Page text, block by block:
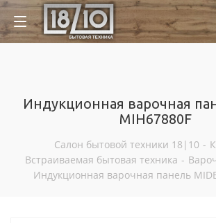
Индукционная варочная
MIH67880F
Салон бытовой техники 18|10 -
Встраиваемая бытовая техника -
Индукционная варочная панель